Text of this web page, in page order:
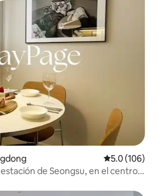
Calificación
5.0 (106)
de Seongsu, en el centro
con una sensibilidad cálida.